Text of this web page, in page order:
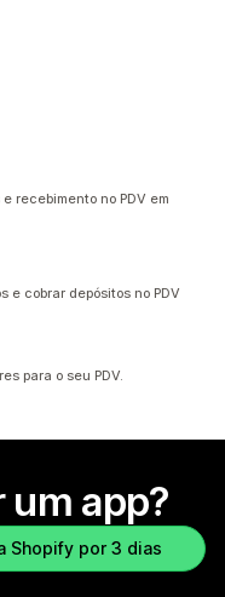
recebimento no PDV em
e cobrar depósitos no PDV
para o seu PDV.
um app?
Shopify por 3 dias